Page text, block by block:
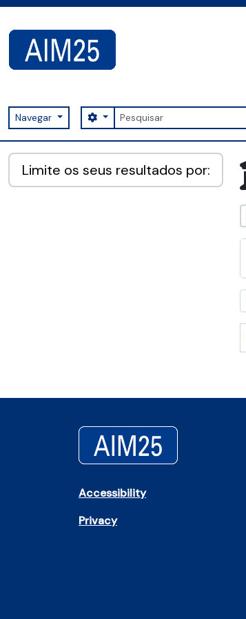
Navegar Pesquisar
Search options
AIM25 - AtoM 2.8.2
Limite os seus resultados por:
Accessibility
Privacy